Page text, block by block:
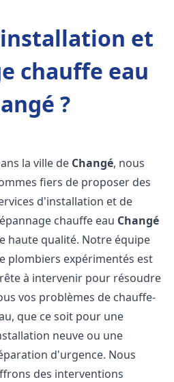
et
chauffe eau
?
la ville de Changé, nous
fiers de proposer des
d'installation et de
chauffe eau Changé
haute qualité. Notre équipe
plombiers expérimentés est
à intervenir pour résoudre
vos problèmes de chauffe-
que ce soit pour une
neuve ou une
d'urgence. Nous
des interventions